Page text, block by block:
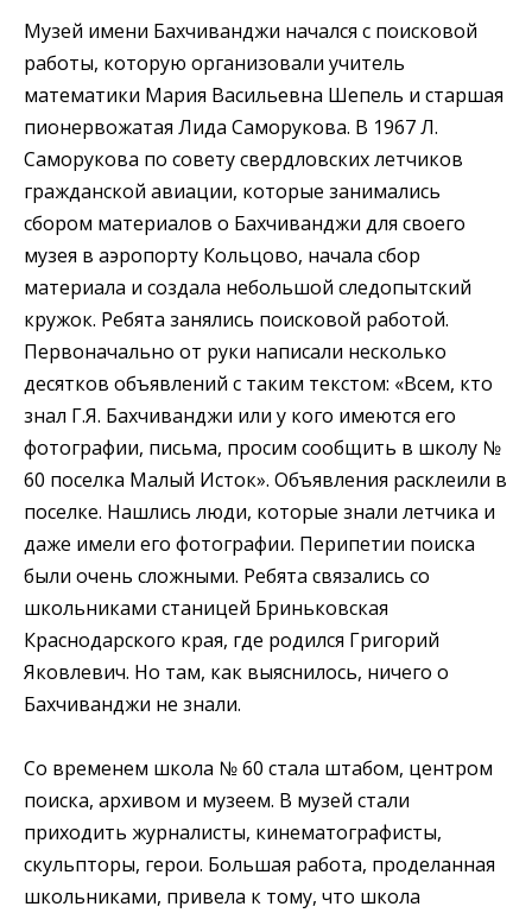
Музей имени Бахчиванджи начался с поисковой
работы, которую организовали учитель
математики Мария Васильевна Шепель и старшая
пионервожатая Лида Саморукова. В 1967 Л.
Саморукова по совету свердловских летчиков
гражданской авиации, которые занимались
сбором материалов о Бахчиванджи для своего
музея в аэропорту Кольцово, начала сбор
материала и создала небольшой следопытский
кружок. Ребята занялись поисковой работой.
Первоначально от руки написали несколько
десятков объявлений с таким текстом: «Всем, кто
знал Г.Я. Бахчиванджи или у кого имеются его
фотографии, письма, просим сообщить в школу №
60 поселка Малый Исток». Объявления расклеили в
поселке. Нашлись люди, которые знали летчика и
даже имели его фотографии. Перипетии поиска
были очень сложными. Ребята связались со
школьниками станицей Бриньковская
Краснодарского края, где родился Григорий
Яковлевич. Но там, как выяснилось, ничего о
Бахчиванджи не знали.
Со временем школа № 60 стала штабом, центром
поиска, архивом и музеем. В музей стали
приходить журналисты, кинематографисты,
скульпторы, герои. Большая работа, проделанная
школьниками, привела к тому, что школа